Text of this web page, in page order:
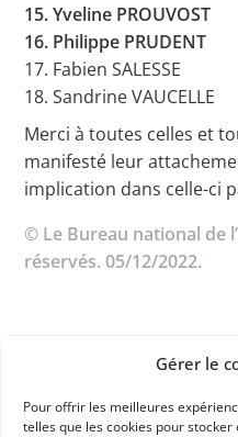
Gérer le
Pour offrir les meilleures
telles que les cookies pour
15. Yveline PROUVOST
16. Philippe PRUDENT
17. Fabien SALESSE
18. Sandrine VAUCELLE
Merci à toutes celles et
manifesté leur
implication dans celle-ci
© Le Bureau national de
réservés. 05/12/2022.